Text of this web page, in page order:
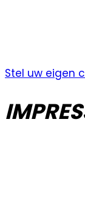
Stel uw eigen